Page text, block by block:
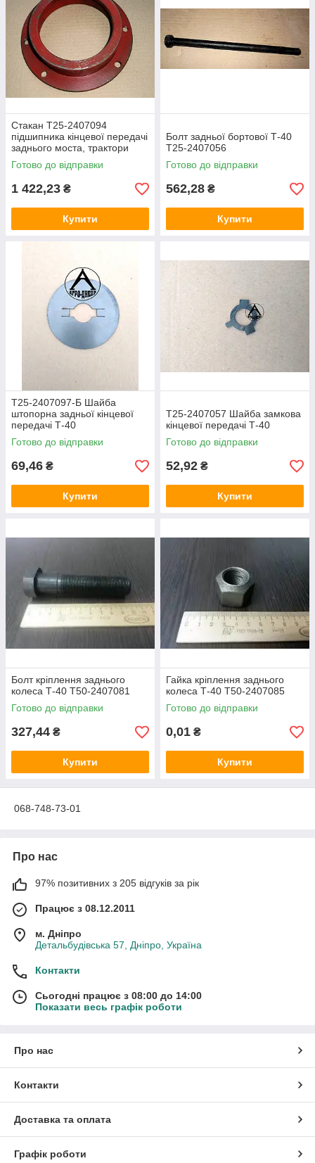
Стакан Т25-2407094
підшипника кінцевої передачі
заднього моста, трактори
Т-40,Т-40м,Т-40
АМ,Т-40,ЛТЗ-55
Готово до відправки
1 422,23 ₴
Купити
Болт задньої бортової Т-40
Т25-2407056
Готово до відправки
562,28 ₴
Купити
Т25-2407097-Б Шайба
штопорна задньої кінцевої
передачі Т-40
Готово до відправки
69,46 ₴
Купити
Т25-2407057 Шайба замкова
кінцевої передачі Т-40
Готово до відправки
52,92 ₴
Купити
Болт кріплення заднього
колеса Т-40 Т50-2407081
Готово до відправки
327,44 ₴
Купити
Гайка кріплення заднього
колеса Т-40 Т50-2407085
Готово до відправки
0,01 ₴
Купити
068-748-73-01
Про нас
97% позитивних з 205 відгуків за рік
Працює з 08.12.2011
м. Дніпро
Детальбудівська 57, Дніпро, Україна
Контакти
Сьогодні працює з 08:00 до 14:00
Показати весь графік роботи
Про нас
Контакти
Доставка та оплата
Графік роботи